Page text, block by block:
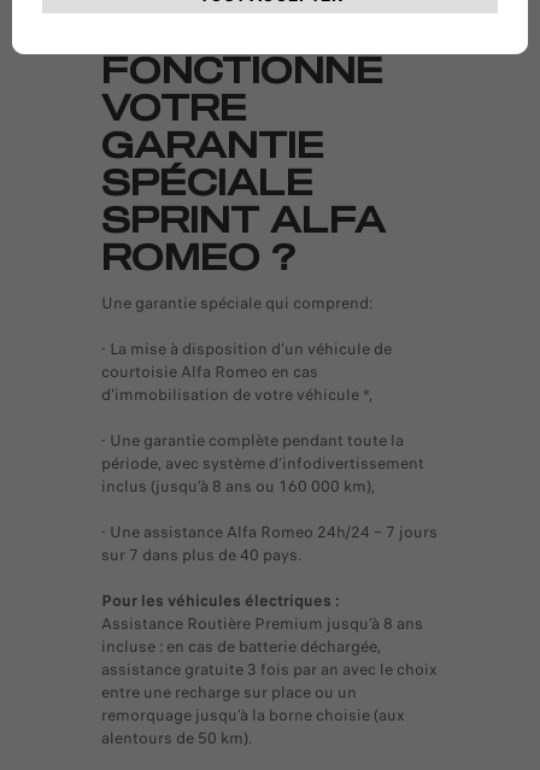
FONCTIONNE
VOTRE
GARANTIE
SPÉCIALE
SPRINT ALFA
ROMEO ?
Une garantie spéciale qui comprend:
- La mise à disposition d’un véhicule de
courtoisie Alfa Romeo en cas
d’immobilisation de votre véhicule *,
- Une garantie complète pendant toute la
période, avec système d’infodivertissement
inclus (jusqu’à 8 ans ou 160 000 km),
- Une assistance Alfa Romeo 24h/24 – 7 jours
sur 7 dans plus de 40 pays.
Pour les véhicules électriques :
Assistance Routière Premium jusqu’à 8 ans
incluse : en cas de batterie déchargée,
assistance gratuite 3 fois par an avec le choix
entre une recharge sur place ou un
remorquage jusqu’à la borne choisie (aux
alentours de 50 km).